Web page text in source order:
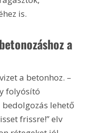
is.
a
a betonhoz. –
folyósító
lehető
frissre!” elv